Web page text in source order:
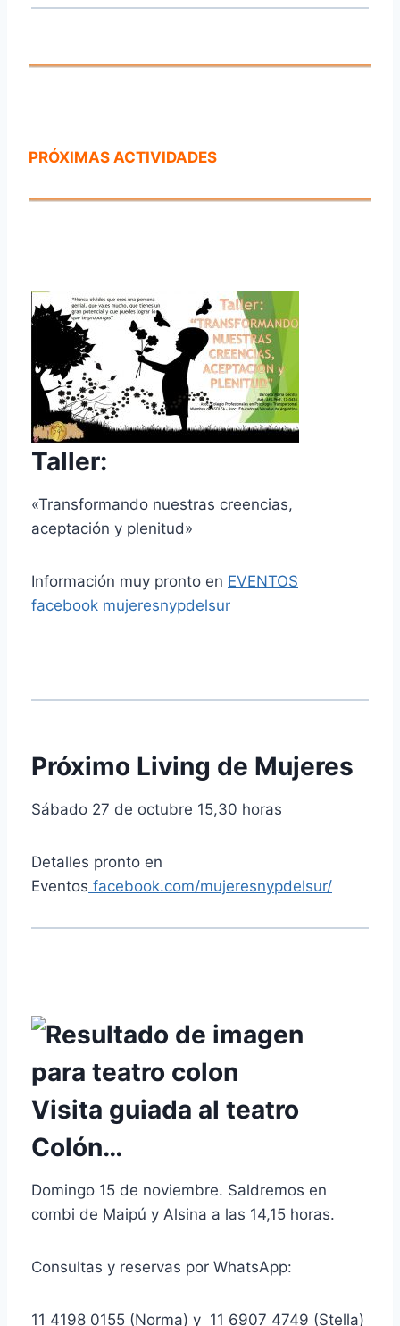
PRÓXIMAS ACTIVIDADES
Taller:
«Transformando nuestras creencias,
aceptación y plenitud»
Información muy pronto en EVENTOS
facebook mujeresnypdelsur
Próximo Living de Mujeres
Sábado 27 de octubre 15,30 horas
Detalles pronto en
Eventos facebook.com/mujeresnypdelsur/
Visita guiada al teatro
Colón…
Domingo 15 de noviembre. Saldremos en
combi de Maipú y Alsina a las 14,15 horas.
Consultas y reservas por WhatsApp:
11 4198 0155 (Norma) y 11 6907 4749 (Stella)